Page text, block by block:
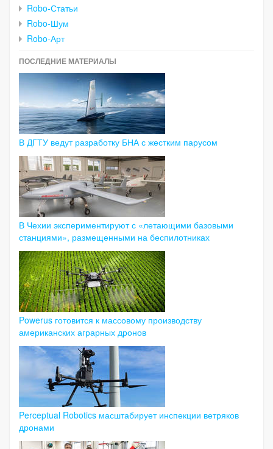
Robo-Статьи
Robo-Шум
Robo-Арт
ПОСЛЕДНИЕ МАТЕРИАЛЫ
В ДГТУ ведут разработку БНА с жестким парусом
В Чехии экспериментируют с «летающими базовыми
станциями», размещенными на беспилотниках
Powerus готовится к массовому производству
американских аграрных дронов
Perceptual Robotics масштабирует инспекции ветряков
дронами